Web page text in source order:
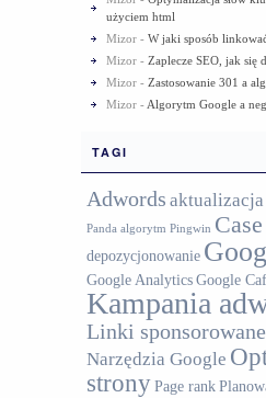
użyciem html
Mizor - W jaki sposób
Mizor - Zaplecze SEO, jak się
Mizor - Zastosowanie 301 a
Mizor - Algorytm Google a
TAGI
Adwords
Panda algorytm Pingwin
depozycjonowanie
Google AnalyticsGoogle
Kampania
Linki sponsorowane
Narzędzia Google
stronyPage rank